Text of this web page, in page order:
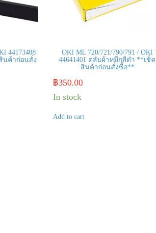
44173408
นค้าก่อนสั่ง
OKI ML 720/721/790/791 / OKI
44641401 ตลับผ้าหมึกสีดำ **เช็ค
สินค้าก่อนสั่งซื้อ**
฿350.00
In stock
Add to cart